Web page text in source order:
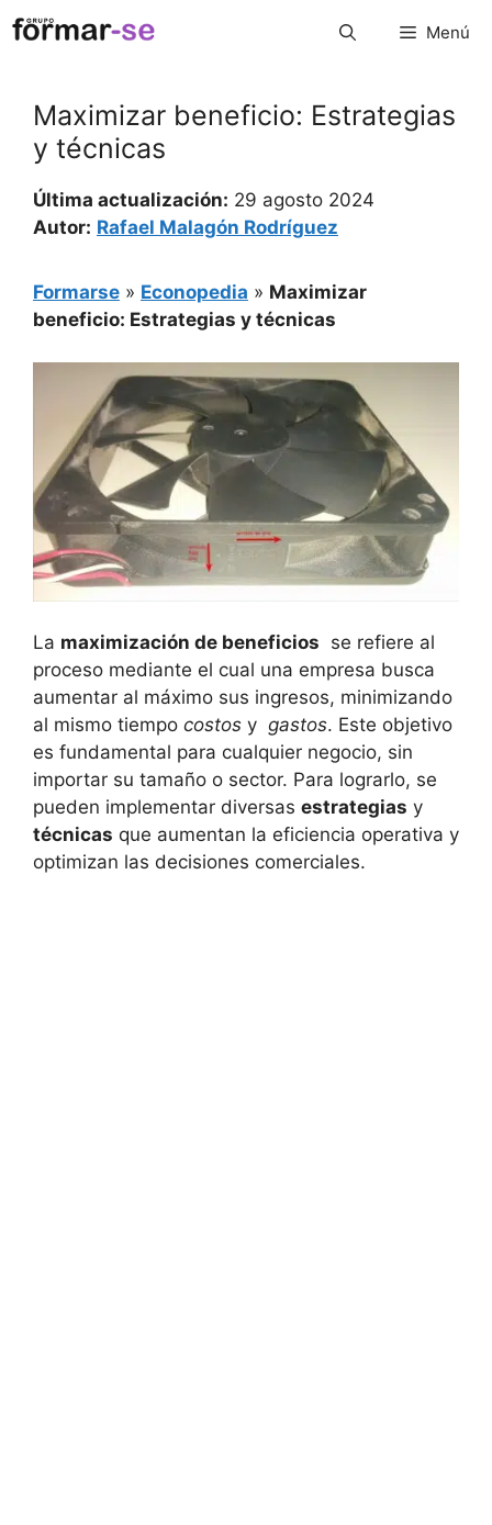
Saltar
al
Menú
Maximizar beneficio: Estrategias
y técnicas
Última actualización: 29 agosto 2024
Autor: Rafael Malagón Rodríguez
Formarse » Econopedia » Maximizar
beneficio: Estrategias y técnicas
La maximización de beneficios ⁤ se refiere al
proceso mediante⁢ el cual una ‍empresa busca
aumentar al máximo sus ingresos, minimizando
al mismo‌ tiempo​ costos y ‌ gastos. Este⁢ objetivo
es fundamental​ para ​cualquier negocio,‍ sin
importar su‌ tamaño o sector. Para lograrlo,⁣ se​
pueden implementar diversas estrategias y⁢
técnicas que aumentan la eficiencia‍ operativa y
⁢optimizan las decisiones comerciales.